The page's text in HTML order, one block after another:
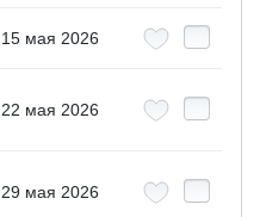
15 мая 2026
22 мая 2026
29 мая 2026